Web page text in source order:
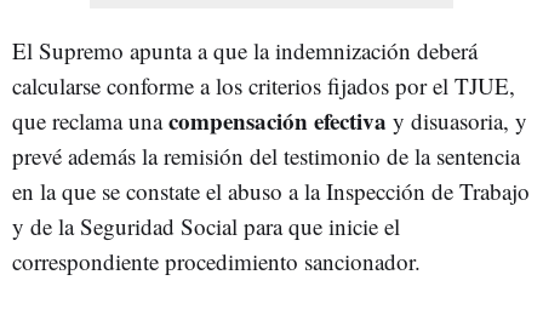
El Supremo apunta a que la indemnización deberá
calcularse conforme a los criterios fijados por el TJUE,
que reclama unacompensación efectiva y disuasoria, y
prevé además la remisión del testimonio de la sentencia
en la que se constate el abuso a la Inspección de Trabajo
y de la Seguridad Social para que inicie el
correspondiente procedimiento sancionador.